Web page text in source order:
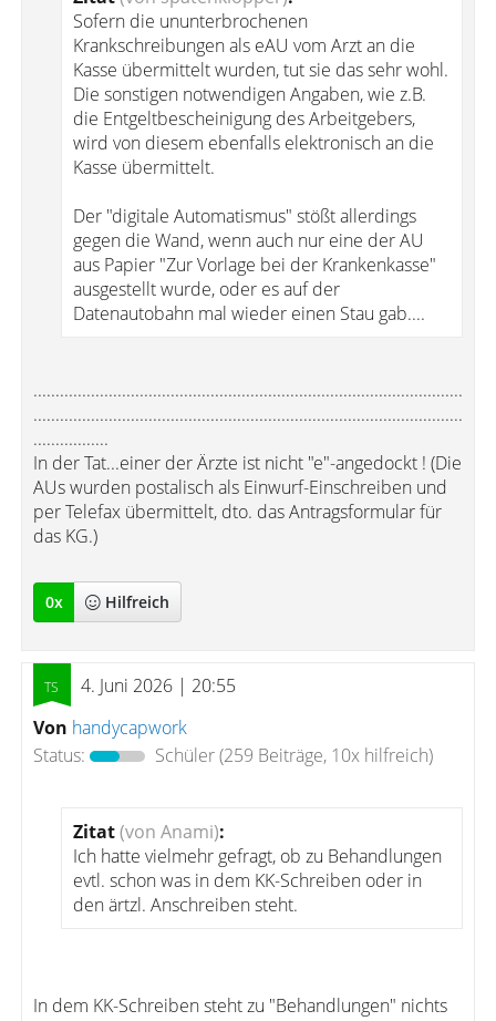
Sofern die ununterbrochenen
Krankschreibungen als eAU vom Arzt an die
Kasse übermittelt wurden, tut sie das sehr wohl.
Die sonstigen notwendigen Angaben, wie z.B.
die Entgeltbescheinigung des Arbeitgebers,
wird von diesem ebenfalls elektronisch an die
Kasse übermittelt.
Der "digitale Automatismus" stößt allerdings
gegen die Wand, wenn auch nur eine der AU
aus Papier "Zur Vorlage bei der Krankenkasse"
ausgestellt wurde, oder es auf der
Datenautobahn mal wieder einen Stau gab....
.................................................................................................
.................................................................................................
.................
In der Tat...einer der Ärzte ist nicht "e"-angedockt ! (Die
AUs wurden postalisch als Einwurf-Einschreiben und
per Telefax übermittelt, dto. das Antragsformular für
das KG.)
0x Hilfreich
4. Juni 2026 | 20:55
Von handycapwork
Status:
Schüler(259 Beiträge, 10x hilfreich)
Zitat(von Anami):
Ich hatte vielmehr gefragt, ob zu Behandlungen
evtl. schon was in dem KK-Schreiben oder in
den ärtzl. Anschreiben steht.
In dem KK-Schreiben steht zu "Behandlungen" nichts